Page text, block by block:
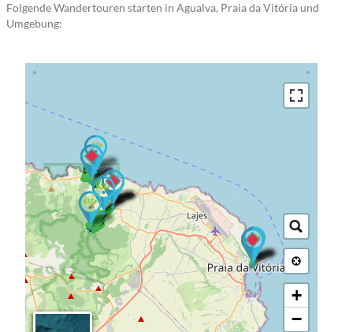
Folgende Wandertouren starten in Agualva, Praia da Vitória und
Umgebung:
→ → →
→ → → → →
+
−